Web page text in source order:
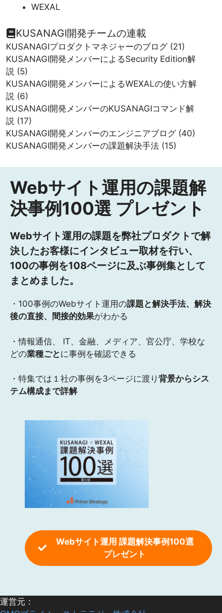
WEXAL
KUSANAGI開発チームの連載
KUSANAGIプロダクトマネジャーのブログ(21)
KUSANAGI開発メンバーによるSecurity Edition解
説 (5)
KUSANAGI開発メンバーによるWEXALの使い方解
説 (6)
KUSANAGI開発メンバーのKUSANAGIコマンド解
説 (17)
KUSANAGI開発メンバーのエンジニアブログ(40)
KUSANAGI開発メンバーの課題解決手法 (15)
Webサイト運用の課題解
決事例100選 プレゼント
Webサイト運用の課題を弊社プロダクトで解
決したお客様にインタビュー取材を行い、
100の事例を108ページに及ぶ事例集として
まとめました。
・100事例のWebサイト運用の課題と解決手法、解決
後の直接、間接的効果がわかる
・情報通信、 IT、金融、メディア、官公庁、学校な
どの業種ごと に事例を確認できる
・特集では１社の事例を3ページに渡り 背景からシス
テム構成まで詳解
Webサイト運用 課題解決事例100選
プレゼント
運営元：